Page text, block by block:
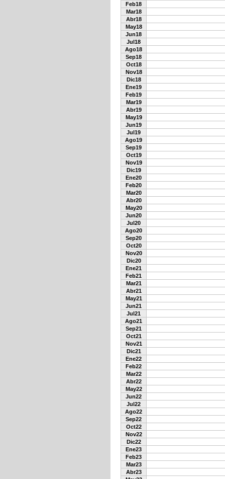
Feb18
Mar18
Abr18
May18
Jun18
Jul18
Ago18
Sep18
Oct18
Nov18
Dic18
Ene19
Feb19
Mar19
Abr19
May19
Jun19
Jul19
Ago19
Sep19
Oct19
Nov19
Dic19
Ene20
Feb20
Mar20
Abr20
May20
Jun20
Jul20
Ago20
Sep20
Oct20
Nov20
Dic20
Ene21
Feb21
Mar21
Abr21
May21
Jun21
Jul21
Ago21
Sep21
Oct21
Nov21
Dic21
Ene22
Feb22
Mar22
Abr22
May22
Jun22
Jul22
Ago22
Sep22
Oct22
Nov22
Dic22
Ene23
Feb23
Mar23
Abr23